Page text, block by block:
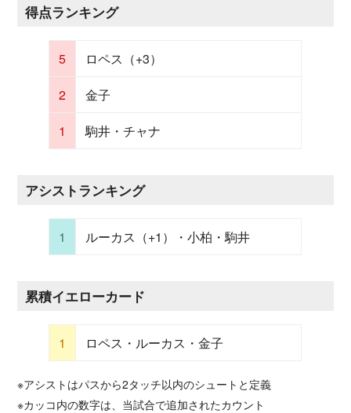
得点ランキング
5
ロペス（+3）
2
金子
1
駒井・チャナ
アシストランキング
1 ルーカス（+1）・小柏・駒井
累積イエローカード
1 ロペス・ルーカス・金子
※アシストはパスから2タッチ以内のシュートと定義
※カッコ内の数字は、当試合で追加されたカウント